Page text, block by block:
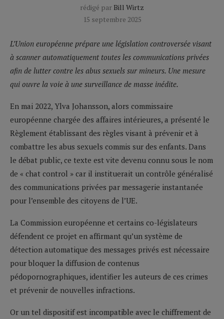
rédigé par Bill Wirtz
15 septembre 2025
L’Union européenne prépare une législation controversée visant
à scanner automatiquement toutes les communications privées
afin de lutter contre les abus sexuels sur mineurs. Une mesure
qui ouvre la voie à une surveillance de masse inédite.
En mai 2022, Ylva Johansson, alors commissaire
européenne chargée des affaires intérieures, a présenté le
Règlement établissant des règles visant à prévenir et à
combattre les abus sexuels commis sur des enfants. Dans
le débat public, ce texte est vite devenu connu sous le nom
de « chat control » car il instituerait un contrôle généralisé
des communications privées par messagerie instantanée
pour l’ensemble des citoyens de l’UE.
La Commission européenne et certains co-législateurs
défendent ce projet en affirmant qu’un système de
détection automatique des messages privés est nécessaire
pour bloquer la diffusion de contenus
pédopornographiques, identifier les auteurs de ces crimes
et prévenir de nouvelles infractions.
Or un tel dispositif est incompatible avec le chiffrement de